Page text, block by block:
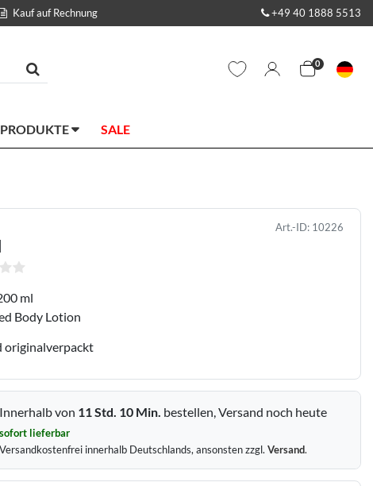
Kauf auf Rechnung +49 40 1888 5513
0
SALE
Art.-ID: 10226
ml
Body Lotion
originalverpackt
Innerhalb von 11 Std. 10 Min. bestellen, Versand noch heute
sofort lieferbar
Versandkostenfrei innerhalb Deutschlands, ansonsten zzgl. Versand.